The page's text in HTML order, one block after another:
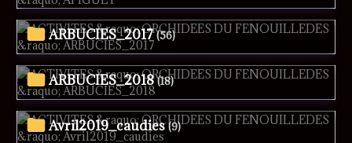
ARBUCIES_2017 (56)
ARBUCIES_2018 (18)
Avril2019_caudies (9)